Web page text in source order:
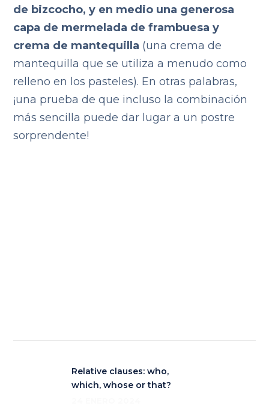
de bizcocho, y en medio una generosa
capa de mermelada de frambuesa y
crema de mantequilla (una crema de
mantequilla que se utiliza a menudo como
relleno en los pasteles). En otras palabras,
¡una prueba de que incluso la combinación
más sencilla puede dar lugar a un postre
sorprendente!
Relative clauses: who,
which, whose or that?